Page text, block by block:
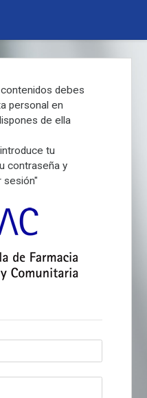
debes
personal en
de ella
tu
contraseña y
sesión"